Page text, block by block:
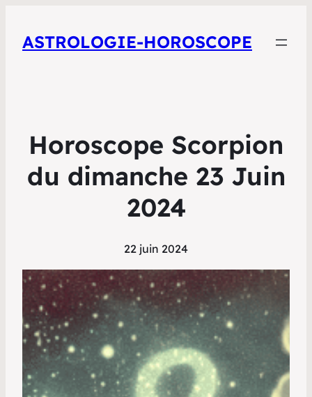
ASTROLOGIE-HOROSCOPE
Horoscope Scorpion
du dimanche 23 Juin
2024
22 juin 2024